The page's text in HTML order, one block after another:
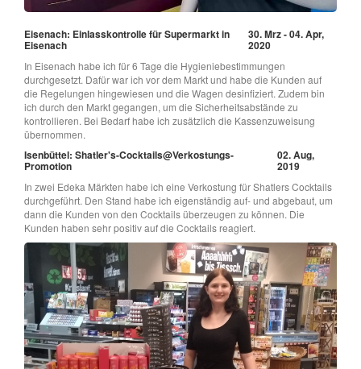
Eisenach: Einlasskontrolle für Supermarkt in
Eisenach
30. Mrz - 04. Apr,
2020
In Eisenach habe ich für 6 Tage die Hygieniebestimmungen
durchgesetzt. Dafür war ich vor dem Markt und habe die Kunden auf
die Regelungen hingewiesen und die Wagen desinfiziert. Zudem bin
ich durch den Markt gegangen, um die Sicherheitsabstände zu
kontrollieren. Bei Bedarf habe ich zusätzlich die Kassenzuweisung
übernommen.
Isenbüttel: Shatler's-Cocktails@Verkostungs-
Promotion
02. Aug,
2019
In zwei Edeka Märkten habe ich eine Verkostung für Shatlers Cocktails
durchgeführt. Den Stand habe ich eigenständig auf- und abgebaut, um
dann die Kunden von den Cocktails überzeugen zu können. Die
Kunden haben sehr positiv auf die Cocktails reagiert.